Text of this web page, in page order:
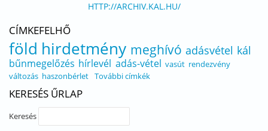
HTTP://ARCHIV.KAL.HU/
CÍMKEFELHŐ
föld hirdetmény meghívó adásvétel kál
bűnmegelőzés hírlevél adás-vétel vasút rendezvény
változás haszonbérlet További címkék
KERESÉS ŰRLAP
Keresés